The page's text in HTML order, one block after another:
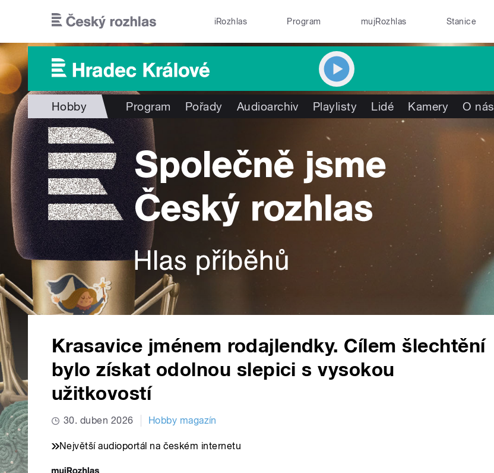
iRozhlas Program mujRozhlas Stanice
Hobby Program Pořady Audioarchiv Playlisty Lidé Kamery O nás
Krasavice jménem rodajlendky. Cílem šlechtění
bylo získat odolnou slepici s vysokou
užitkovostí
30. duben 2026 Hobby magazín
Největší audioportál na českém internetu